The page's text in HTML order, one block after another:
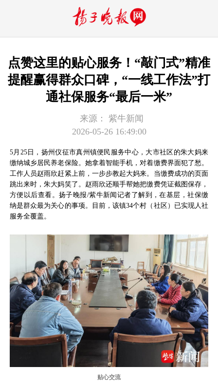
点赞这里的贴心服务！“敲门式”精准
提醒赢得群众口碑，“一线工作法”打
通社保服务“最后一米”
来源：
紫牛新闻
2026-05-26 16:49:00
5月25日，扬州仪征市真州镇便民服务中心，大市社区的朱大妈来
缴纳城乡居民养老保险。她拿着智能手机，对着缴费界面犯了愁。
工作人员赵雨欣赶紧上前，一步步教起大妈来。当缴费成功的页面
跳出来时，朱大妈笑了。赵雨欣还顺手帮她把缴费凭证截图保存，
方便以后查看。扬子晚报/紫牛新闻记者了解到，在基层，社保缴
纳是群众最为关心的事项。目前，该镇34个村（社区）已实现人社
服务全覆盖。
贴心交流